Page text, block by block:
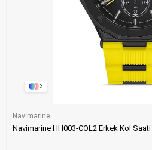
3
Navimarine
Navimarine HH003-COL2 Erkek Kol Saati